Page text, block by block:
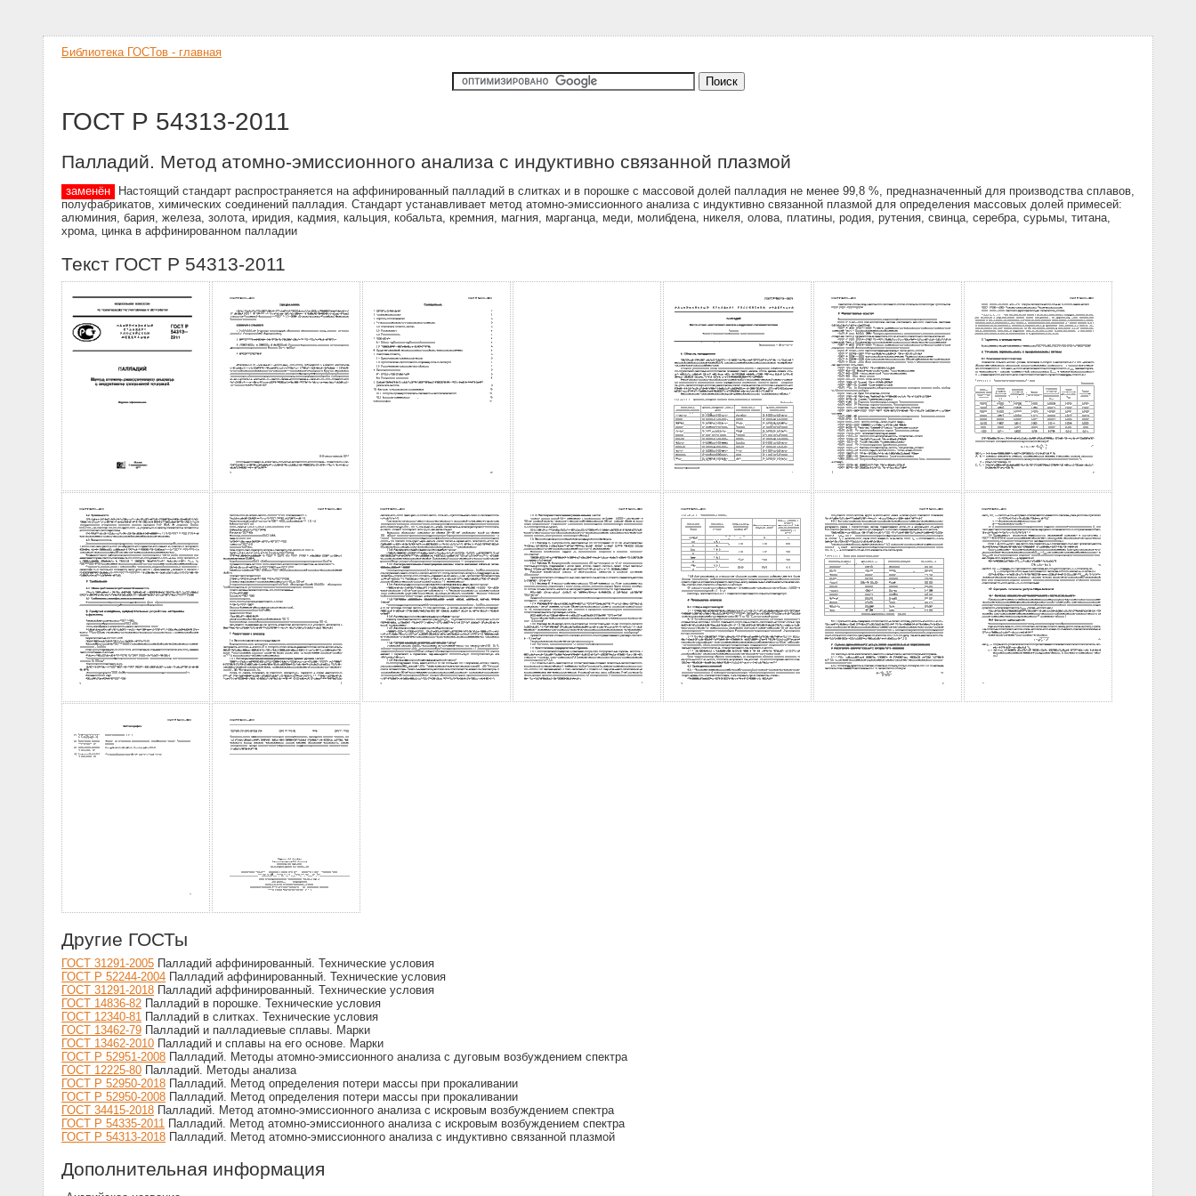
Библиотека ГОСТов - главная
ГОСТ Р 54313-2011
Палладий. Метод атомно-эмиссионного анализа с индуктивно связанной плазмой
заменён
Настоящий стандарт распространяется на аффинированный палладий в слитках и в порошке с массовой долей палладия не менее 99,8 %, предназначенный для производства сплавов,
полуфабрикатов, химических соединений палладия. Стандарт устанавливает метод атомно-эмиссионного анализа с индуктивно связанной плазмой для определения массовых долей примесей:
алюминия, бария, железа, золота, иридия, кадмия, кальция, кобальта, кремния, магния, марганца, меди, молибдена, никеля, олова, платины, родия, рутения, свинца, серебра, сурьмы, титана,
хрома, цинка в аффинированном палладии
Текст ГОСТ Р 54313-2011
Другие ГОСТы
ГОСТ 31291-2005 Палладий аффинированный. Технические условия
ГОСТ Р 52244-2004 Палладий аффинированный. Технические условия
ГОСТ 31291-2018 Палладий аффинированный. Технические условия
ГОСТ 14836-82 Палладий в порошке. Технические условия
ГОСТ 12340-81 Палладий в слитках. Технические условия
ГОСТ 13462-79 Палладий и палладиевые сплавы. Марки
ГОСТ 13462-2010 Палладий и сплавы на его основе. Марки
ГОСТ Р 52951-2008 Палладий. Методы атомно-эмиссионного анализа с дуговым возбуждением спектра
ГОСТ 12225-80 Палладий. Методы анализа
ГОСТ Р 52950-2018 Палладий. Метод определения потери массы при прокаливании
ГОСТ Р 52950-2008 Палладий. Метод определения потери массы при прокаливании
ГОСТ 34415-2018 Палладий. Метод атомно-эмиссионного анализа с искровым возбуждением спектра
ГОСТ Р 54335-2011 Палладий. Метод атомно-эмиссионного анализа с искровым возбуждением спектра
ГОСТ Р 54313-2018 Палладий. Метод атомно-эмиссионного анализа с индуктивно связанной плазмой
Дополнительная информация